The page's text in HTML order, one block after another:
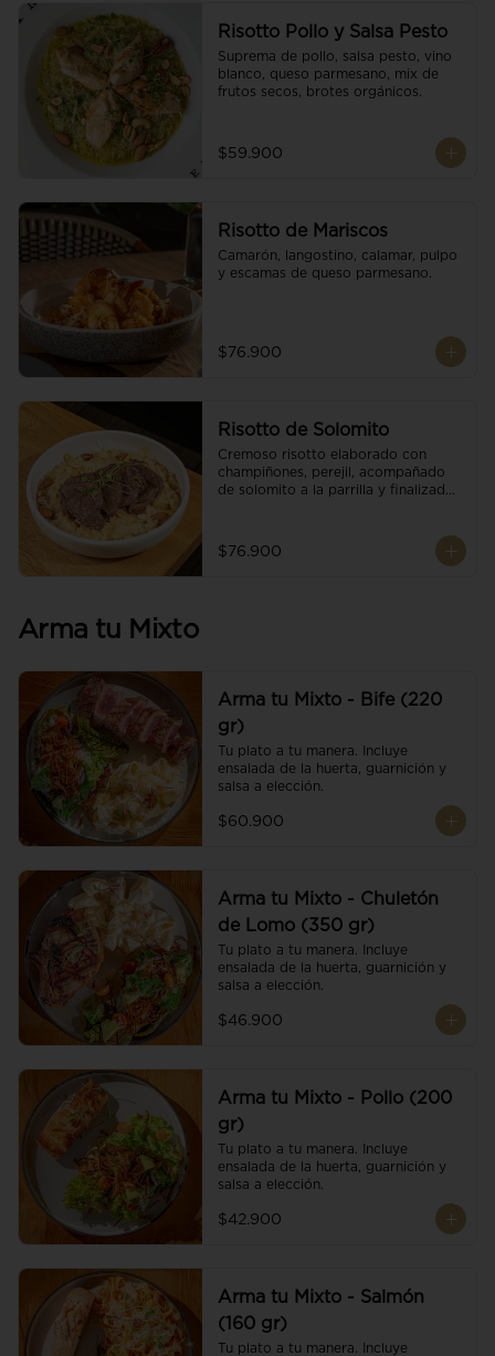
Risotto Pollo y Salsa Pesto
Suprema de pollo, salsa pesto, vino
blanco, queso parmesano, mix de
frutos secos, brotes orgánicos.
$59.900
Risotto de Mariscos
Camarón, langostino, calamar, pulpo
y escamas de queso parmesano.
$76.900
Risotto de Solomito
Cremoso risotto elaborado con
champiñones, perejil, acompañado
de solomito a la parrilla y finalizado
$76.900
Arma tu Mixto
Arma tu Mixto - Bife (220
gr)
Tu plato a tu manera. Incluye
ensalada de la huerta, guarnición y
salsa a elección.
$60.900
Arma tu Mixto - Chuletón
de Lomo (350 gr)
Tu plato a tu manera. Incluye
ensalada de la huerta, guarnición y
salsa a elección.
$46.900
Arma tu Mixto - Pollo (200
gr)
Tu plato a tu manera. Incluye
ensalada de la huerta, guarnición y
salsa a elección.
$42.900
Arma tu Mixto - Salmón
(160 gr)
Tu plato a tu manera. Incluye